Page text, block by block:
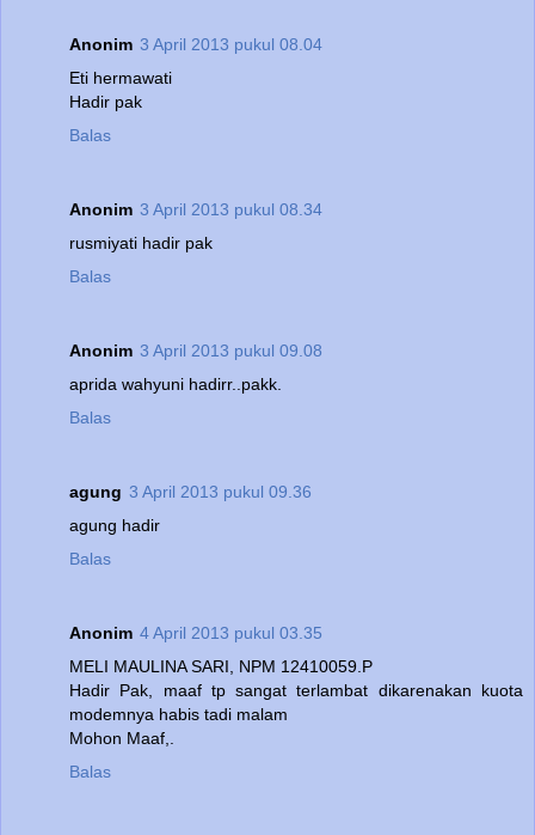
Anonim 3 April 2013 pukul 08.04
Eti hermawati
Hadir pak
Balas
Anonim 3 April 2013 pukul 08.34
rusmiyati hadir pak
Balas
Anonim 3 April 2013 pukul 09.08
aprida wahyuni hadirr..pakk.
Balas
agung 3 April 2013 pukul 09.36
agung hadir
Balas
Anonim 4 April 2013 pukul 03.35
MELI MAULINA SARI, NPM 12410059.P
Hadir Pak, maaf tp sangat terlambat dikarenakan kuota
modemnya habis tadi malam
Mohon Maaf,.
Balas